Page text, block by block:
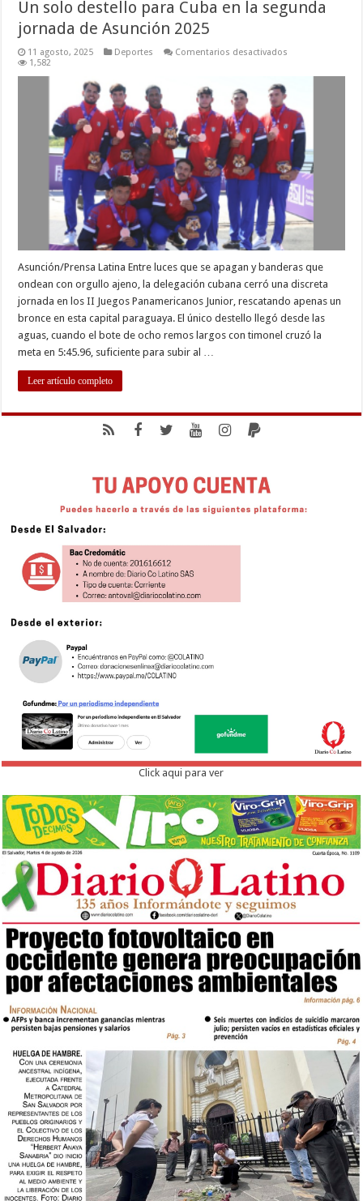
Un solo destello para Cuba en la segunda
jornada de Asunción 2025
11 agosto, 2025 Deportes Comentarios desactivados
para
Cuba
en
la
segunda
jornada
de
Asunción
2025
1,582
Asunción/Prensa Latina Entre luces que se apagan y banderas que
ondean con orgullo ajeno, la delegación cubana cerró una discreta
jornada en los II Juegos Panamericanos Junior, rescatando apenas un
bronce en esta capital paraguaya. El único destello llegó desde las
aguas, cuando el bote de ocho remos largos con timonel cruzó la
meta en 5:45.96, suficiente para subir al …
Leer artículo completo
Click aqui para ver